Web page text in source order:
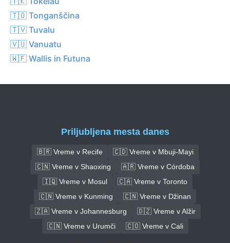
🇹🇴 Tonganščina
🇹🇻 Tuvalu
🇻🇺 Vanuatu
🇼🇫 Wallis in Futuna
Priljubljena mesta danes
🇧🇷 Vreme v Recife
🇨🇩 Vreme v Mbuji-Mayi
🇨🇳 Vreme v Shaoxing
🇦🇷 Vreme v Córdoba
🇮🇶 Vreme v Mosul
🇨🇦 Vreme v Toronto
🇨🇳 Vreme v Kunming
🇨🇳 Vreme v Džinan
🇿🇦 Vreme v Johannesburg
🇩🇿 Vreme v Alžir
🇨🇳 Vreme v Urumči
🇨🇴 Vreme v Cali